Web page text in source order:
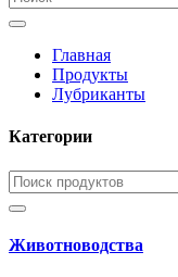
Главная
Продукты
Лубриканты
Категории
Животноводства